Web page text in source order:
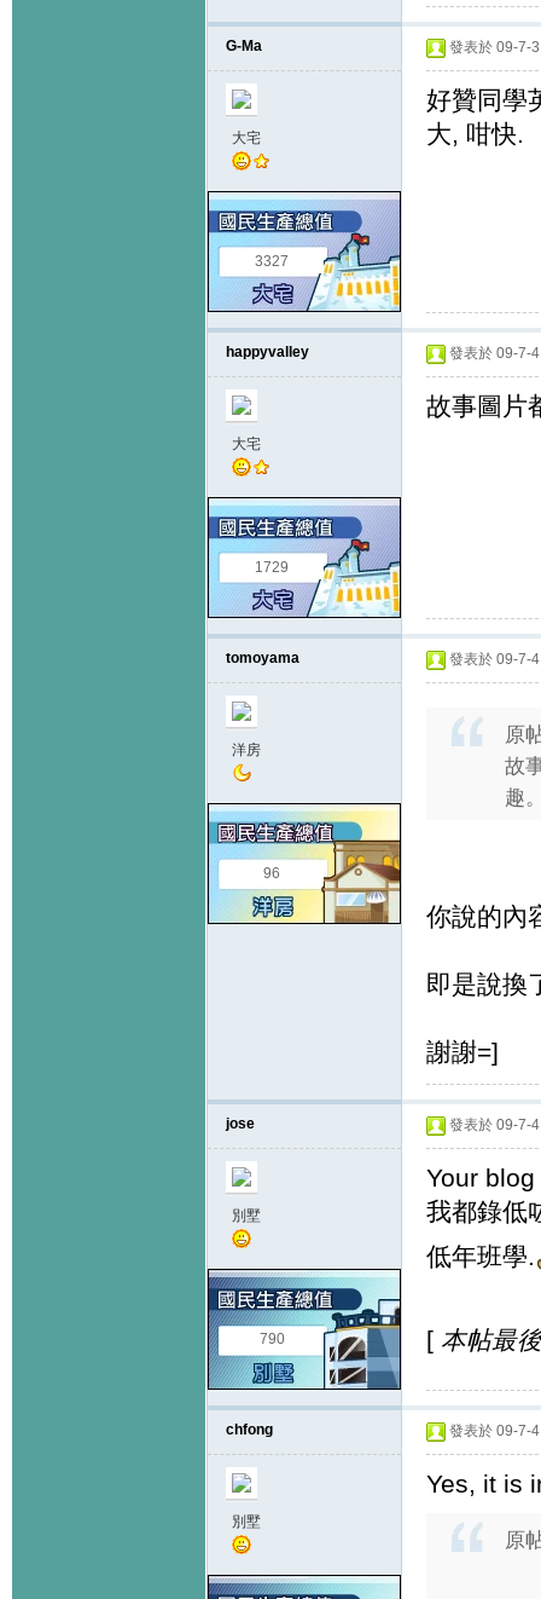
G-Ma
大宅
3327
發表於 09-7-
好贊同學
大, 咁快.
happyvalley
大宅
1729
發表於 09-7-
故事圖片
tomoyama
洋房
96
發表於 09-7-
原
故
趣
你說的內
即是說換
謝謝=]
jose
別墅
790
發表於 09-7-
Your
我都錄低
低年班學.
[ 本帖最
chfong
別墅
發表於 09-7-
Yes, it is
原